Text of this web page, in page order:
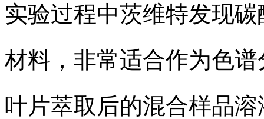
实验过程中茨维特发现
材料，非常适合作为色
叶片萃取后的混合样品